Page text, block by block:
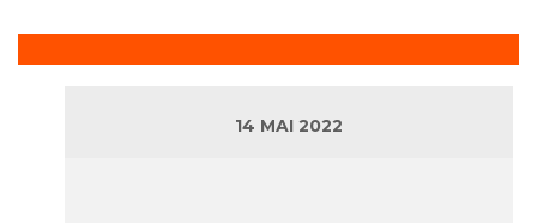
14 MAI 2022